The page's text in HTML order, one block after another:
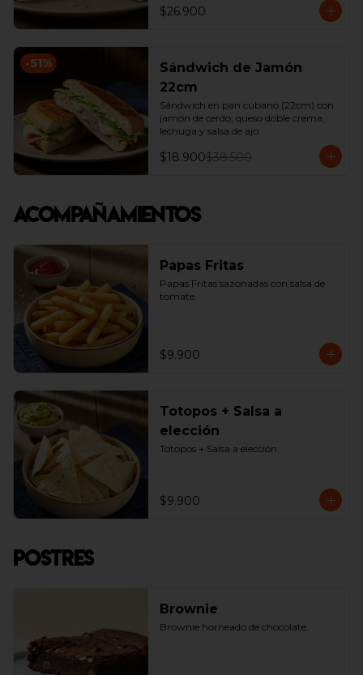
$26.900
-51%
Sándwich de Jamón
22cm
Sándwich en pan cubano (22cm) con
jamón de cerdo, queso doble crema,
lechuga y salsa de ajo.
$18.900$38.500
Acompañamientos
Papas Fritas
Papas Fritas sazonadas con salsa de
tomate.
$9.900
Totopos + Salsa a
elección
Totopos + Salsa a elección
$9.900
Postres
Brownie
Brownie horneado de chocolate.